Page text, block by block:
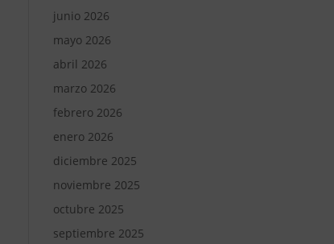
junio 2026
mayo 2026
abril 2026
marzo 2026
febrero 2026
enero 2026
diciembre 2025
noviembre 2025
octubre 2025
septiembre 2025